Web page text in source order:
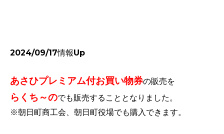
2024/09/17情報Up
あさひプレミアム付お買い物券の販売を
らくち～のでも販売することとなりました。
※朝日町商工会、朝日町役場でも購入できます。